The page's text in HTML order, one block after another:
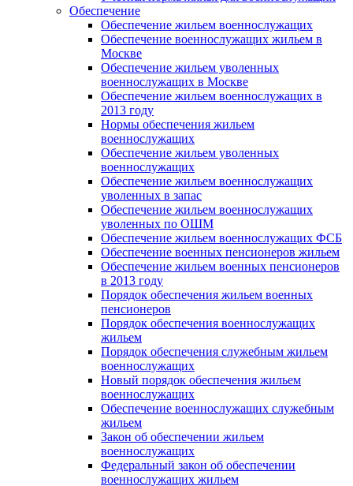
Обеспечение
Обеспечение жильем военнослужащих
Обеспечение военнослужащих жильем в
Москве
Обеспечение жильем уволенных
военнослужащих в Москве
Обеспечение жильем военнослужащих в
2013 году
Нормы обеспечения жильем
военнослужащих
Обеспечение жильем уволенных
военнослужащих
Обеспечение жильем военнослужащих
уволенных в запас
Обеспечение жильем военнослужащих
уволенных по ОШМ
Обеспечение жильем военнослужащих ФСБ
Обеспечение военных пенсионеров жильем
Обеспечение жильем военных пенсионеров
в 2013 году
Порядок обеспечения жильем военных
пенсионеров
Порядок обеспечения военнослужащих
жильем
Порядок обеспечения служебным жильем
военнослужащих
Новый порядок обеспечения жильем
военнослужащих
Обеспечение военнослужащих служебным
жильем
Закон об обеспечении жильем
военнослужащих
Федеральный закон об обеспечении
военнослужащих жильем